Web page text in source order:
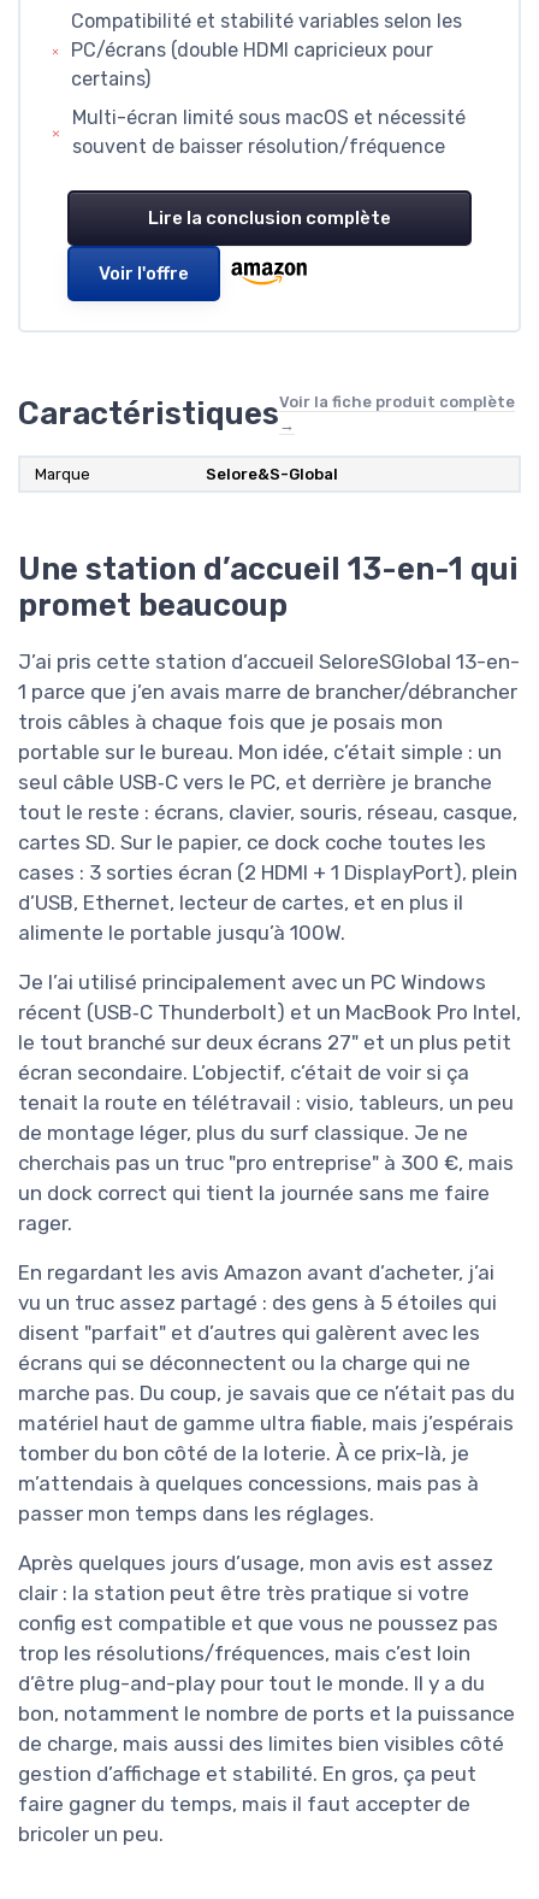
Compatibilité et stabilité variables selon les
PC/écrans (double HDMI capricieux pour
certains)
Multi-écran limité sous macOS et nécessité
souvent de baisser résolution/fréquence
Lire la conclusion complète
Voir l'offre
CaractéristiquesVoir la fiche produit complète
→
Marque Selore&S-Global
Une station d’accueil 13-en-1 qui
promet beaucoup
J’ai pris cette station d’accueil SeloreSGlobal 13-en-
1 parce que j’en avais marre de brancher/débrancher
trois câbles à chaque fois que je posais mon
portable sur le bureau. Mon idée, c’était simple : un
seul câble USB‑C vers le PC, et derrière je branche
tout le reste : écrans, clavier, souris, réseau, casque,
cartes SD. Sur le papier, ce dock coche toutes les
cases : 3 sorties écran (2 HDMI + 1 DisplayPort), plein
d’USB, Ethernet, lecteur de cartes, et en plus il
alimente le portable jusqu’à 100W.
Je l’ai utilisé principalement avec un PC Windows
récent (USB‑C Thunderbolt) et un MacBook Pro Intel,
le tout branché sur deux écrans 27" et un plus petit
écran secondaire. L’objectif, c’était de voir si ça
tenait la route en télétravail : visio, tableurs, un peu
de montage léger, plus du surf classique. Je ne
cherchais pas un truc "pro entreprise" à 300 €, mais
un dock correct qui tient la journée sans me faire
rager.
En regardant les avis Amazon avant d’acheter, j’ai
vu un truc assez partagé : des gens à 5 étoiles qui
disent "parfait" et d’autres qui galèrent avec les
écrans qui se déconnectent ou la charge qui ne
marche pas. Du coup, je savais que ce n’était pas du
matériel haut de gamme ultra fiable, mais j’espérais
tomber du bon côté de la loterie. À ce prix-là, je
m’attendais à quelques concessions, mais pas à
passer mon temps dans les réglages.
Après quelques jours d’usage, mon avis est assez
clair : la station peut être très pratique si votre
config est compatible et que vous ne poussez pas
trop les résolutions/fréquences, mais c’est loin
d’être plug-and-play pour tout le monde. Il y a du
bon, notamment le nombre de ports et la puissance
de charge, mais aussi des limites bien visibles côté
gestion d’affichage et stabilité. En gros, ça peut
faire gagner du temps, mais il faut accepter de
bricoler un peu.